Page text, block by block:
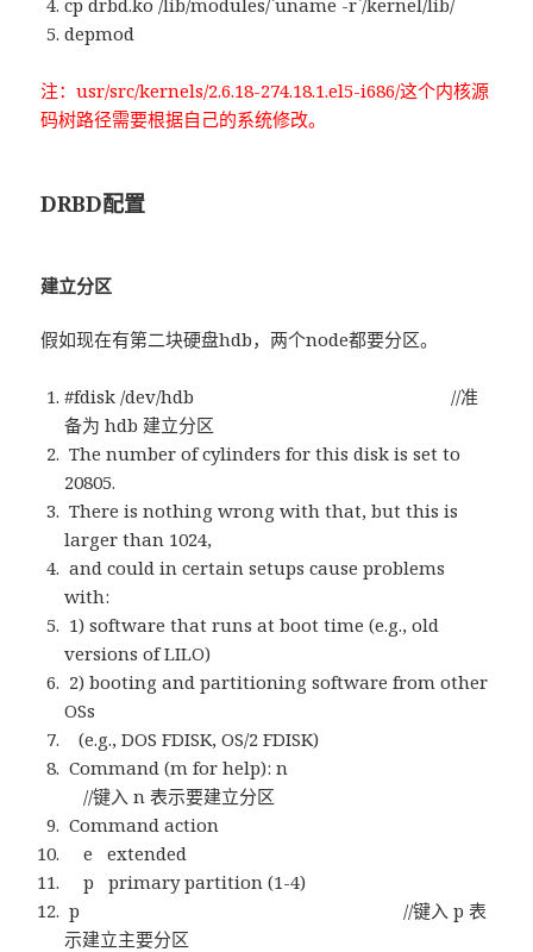
depmod
注：usr/src/kernels/2.6.18-274.18.1.el5-i686/这个内核源
码树路径需要根据自己的系统修改。
DRBD配置
建立分区
假如现在有第二块硬盘hdb，两个node都要分区。
#fdisk /dev/hdb //准
备为 hdb 建立分区
The number of cylinders for this disk is set to
20805.
There is nothing wrong with that, but this is
larger than 1024,
and could in certain setups cause problems
with:
1) software that runs at boot time (e.g., old
versions of LILO)
2) booting and partitioning software from other
OSs
(e.g., DOS FDISK, OS/2 FDISK)
Command (m for help): n
//键入 n 表示要建立分区
Command action
e extended
p primary partition (1-4)
p //键入 p 表
示建立主要分区